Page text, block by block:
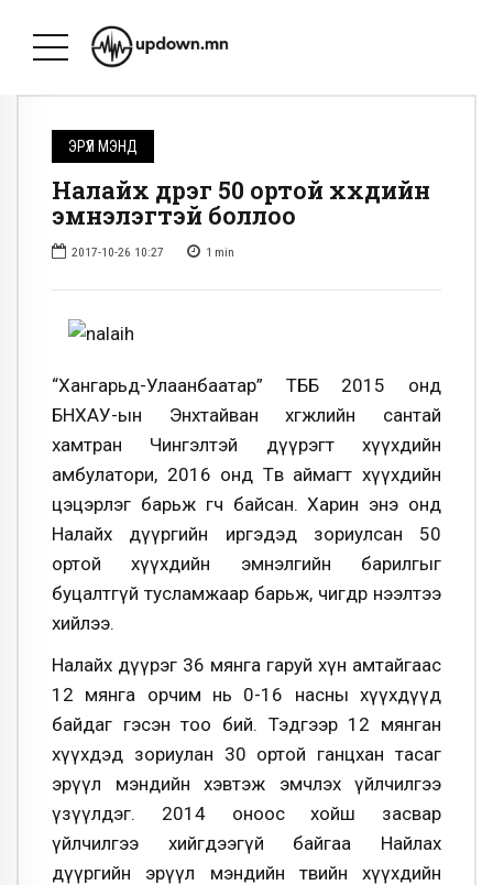
ЭРҮҮЛ МЭНД
Налайх дүүрэг 50 ортой хүүхдийн
эмнэлэгтэй боллоо
2017-10-26 10:27 1 min
“Хангарьд-Улаанбаатар” ТББ 2015 онд
БНХАУ-ын Энхтайван хөгжлийн сантай
хамтран Чингэлтэй дүүрэгт хүүхдийн
амбулатори, 2016 онд Төв аймагт хүүхдийн
цэцэрлэг барьж өгч байсан. Харин энэ онд
Налайх дүүргийн иргэдэд зориулсан 50
ортой хүүхдийн эмнэлгийн барилгыг
буцалтгүй тусламжаар барьж, өчигдөр нээлтээ
хийлээ.
Налайх дүүрэг 36 мянга гаруй хүн амтайгаас
12 мянга орчим нь 0-16 насны хүүхдүүд
байдаг гэсэн тоо бий. Тэдгээр 12 мянган
хүүхдэд зориулан 30 ортой ганцхан тасаг
эрүүл мэндийн хэвтэж эмчлэх үйлчилгээ
үзүүлдэг. 2014 оноос хойш засвар
үйлчилгээ хийгдээгүй байгаа Найлах
дүүргийн эрүүл мэндийн төвийн хүүхдийн